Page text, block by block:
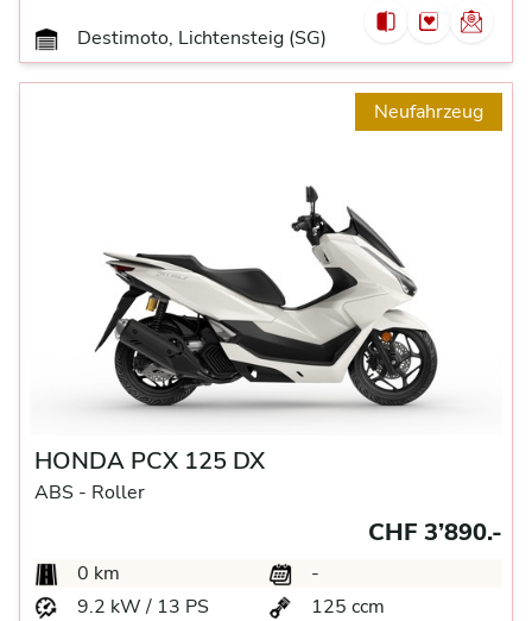
Destimoto, Lichtensteig (SG)
Neufahrzeug
HONDA PCX 125 DX
ABS - Roller
CHF 3’890.-
0 km
-
9.2 kW / 13 PS
125 ccm